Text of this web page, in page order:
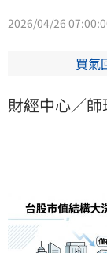
2026/04/26
買氣
財經中心／